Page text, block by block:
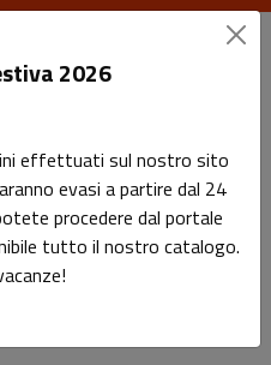
2026
effettuati sul nostro sito
evasi a partire dal 24
procedere dal portale
tutto il nostro catalogo.